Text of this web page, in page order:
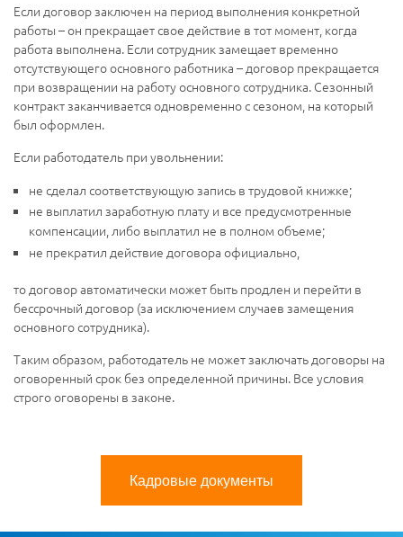
Если договор заключен на период выполнения конкретной
работы – он прекращает свое действие в тот момент, когда
работа выполнена. Если сотрудник замещает временно
отсутствующего основного работника – договор прекращается
при возвращении на работу основного сотрудника. Сезонный
контракт заканчивается одновременно с сезоном, на который
был оформлен.
Если работодатель при увольнении:
не сделал соответствующую запись в трудовой книжке;
не выплатил заработную плату и все предусмотренные
компенсации, либо выплатил не в полном объеме;
не прекратил действие договора официально,
то договор автоматически может быть продлен и перейти в
бессрочный договор (за исключением случаев замещения
основного сотрудника).
Таким образом, работодатель не может заключать договоры на
оговоренный срок без определенной причины. Все условия
строго оговорены в законе.
Кадровые документы